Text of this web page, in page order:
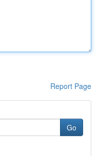
Report Page
Go